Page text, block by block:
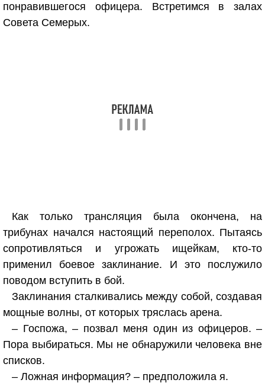
понравившегося офицера. Встретимся в залах
Совета Семерых.
Как только трансляция была окончена, на
трибунах начался настоящий переполох. Пытаясь
сопротивляться и угрожать ищейкам, кто-то
применил боевое заклинание. И это послужило
поводом вступить в бой.
Заклинания сталкивались между собой, создавая
мощные волны, от которых тряслась арена.
– Госпожа, – позвал меня один из офицеров. –
Пора выбираться. Мы не обнаружили человека вне
списков.
– Ложная информация? – предположила я.